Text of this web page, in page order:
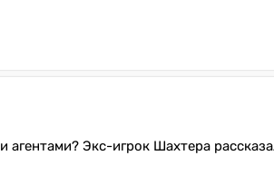
Экс-игрок Шахтера